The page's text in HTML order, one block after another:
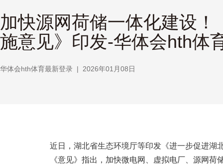
加快源网荷储一体化建设
施意见》印发-华体会hth体
华体会hth体育最新登录 | 2026年01月08日
近日，湖北省生态环境厅等印发《进一步促进湖
《意见》指出，加快微电网、虚拟电厂、源网